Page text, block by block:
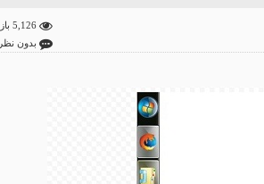
5,126 بازدید
بدون نظر